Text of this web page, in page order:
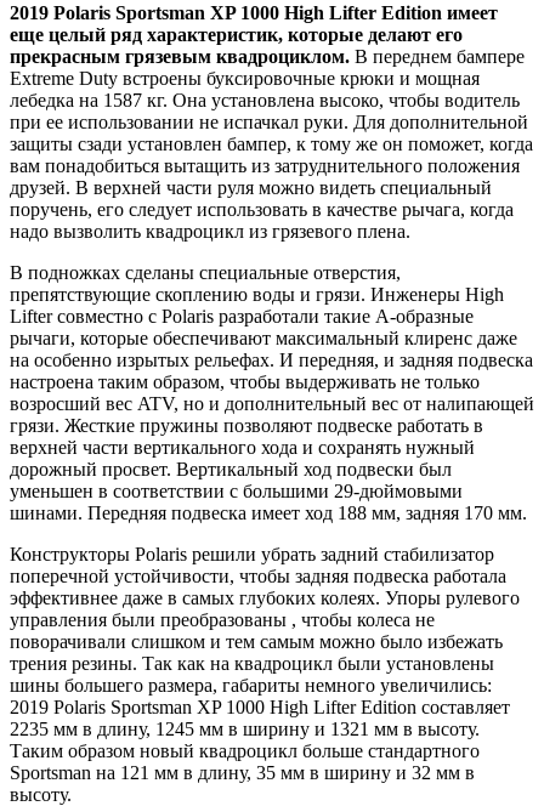
2019 Polaris Sportsman XP 1000 High Lifter Edition имеет
еще целый ряд характеристик, которые делают его
прекрасным грязевым квадроциклом. В переднем бампере
Extreme Duty встроены буксировочные крюки и мощная
лебедка на 1587 кг. Она установлена высоко, чтобы водитель
при ее использовании не испачкал руки. Для дополнительной
защиты сзади установлен бампер, к тому же он поможет, когда
вам понадобиться вытащить из затруднительного положения
друзей. В верхней части руля можно видеть специальный
поручень, его следует использовать в качестве рычага, когда
надо вызволить квадроцикл из грязевого плена.
В подножках сделаны специальные отверстия,
препятствующие скоплению воды и грязи. Инженеры High
Lifter совместно с Polaris разработали такие А-образные
рычаги, которые обеспечивают максимальный клиренс даже
на особенно изрытых рельефах. И передняя, и задняя подвеска
настроена таким образом, чтобы выдерживать не только
возросший вес ATV, но и дополнительный вес от налипающей
грязи. Жесткие пружины позволяют подвеске работать в
верхней части вертикального хода и сохранять нужный
дорожный просвет. Вертикальный ход подвески был
уменьшен в соответствии с большими 29-дюймовыми
шинами. Передняя подвеска имеет ход 188 мм, задняя 170 мм.
Конструкторы Polaris решили убрать задний стабилизатор
поперечной устойчивости, чтобы задняя подвеска работала
эффективнее даже в самых глубоких колеях. Упоры рулевого
управления были преобразованы , чтобы колеса не
поворачивали слишком и тем самым можно было избежать
трения резины. Так как на квадроцикл были установлены
шины большего размера, габариты немного увеличились:
2019 Polaris Sportsman XP 1000 High Lifter Edition составляет
2235 мм в длину, 1245 мм в ширину и 1321 мм в высоту.
Таким образом новый квадроцикл больше стандартного
Sportsman на 121 мм в длину, 35 мм в ширину и 32 мм в
высоту.